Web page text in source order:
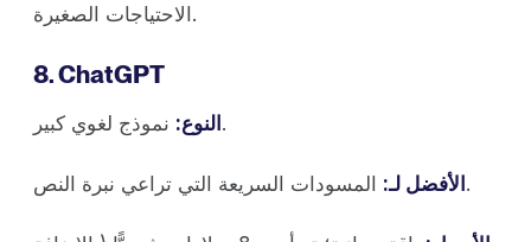
الاحتياجات الصغيرة.
8. ChatGPT
النوع:نموذج لغوي كبير.
الأفضل لـ:المسودات السريعة التي تراعي نبرة النص.